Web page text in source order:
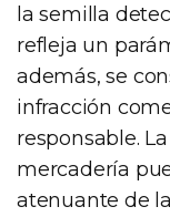
la semilla
refleja un
además, se
infracción
responsable.
mercadería
atenuante de